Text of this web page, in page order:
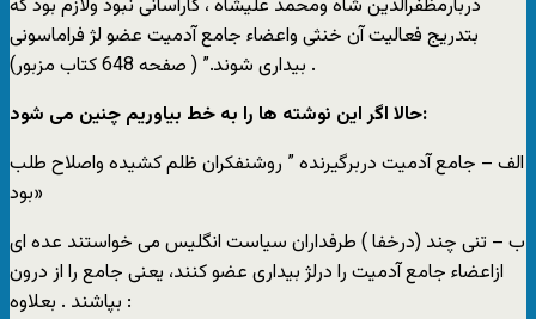
دربارمظفرالدین شاه ومحمد علیشاه ، کارآسانی نبود ولازم بود که
بتدریج فعالیت آن خنثی واعضاء جامع آدمیت عضو لژ فراماسونی
بیداری شوند.” ( صفحه 648 کتاب مزبور) .
حالا اگر این نوشته ها را به خط بیاوریم چنین می شود:
الف – جامع آدمیت دربرگیرنده ” روشنفکران ظلم کشیده واصلاح طلب
بود»
ب – تنی چند (درخفا ) طرفداران سیاست انگلیس می خواستند عده ای
ازاعضاء جامع آدمیت را درلژ بیداری عضو کنند، یعنی جامع را از درون
بپاشند . بعلاوه :